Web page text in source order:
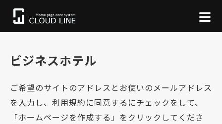
ビジネスホテル
ご希望のサイトのアドレスとお使いのメールアドレス
を入力し、利用規約に同意するにチェックをして、
「ホームページを作成する」をクリックしてくださ